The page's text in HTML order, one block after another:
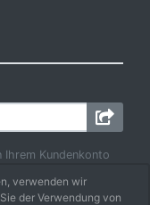
Kundenkonto
verwenden wir
der Verwendung von